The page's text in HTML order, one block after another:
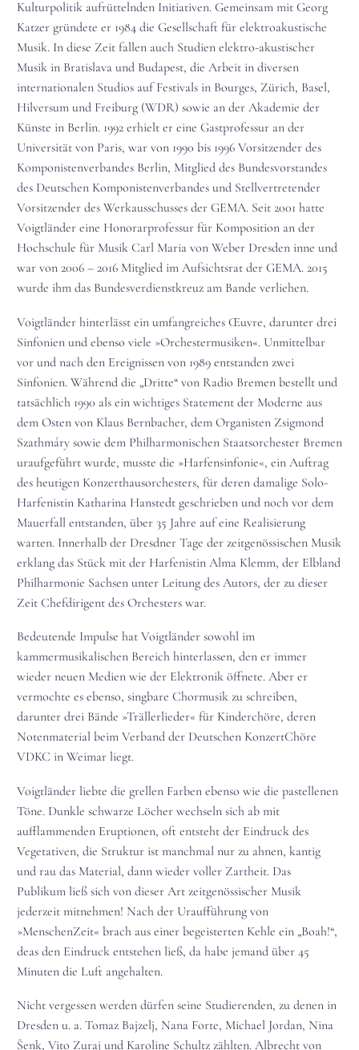
Kulturpolitik aufrüttelnden Initiativen. Gemeinsam mit Georg
Katzer gründete er 1984 die Gesellschaft für elektroakustische
Musik. In diese Zeit fallen auch Studien elektro-akustischer
Musik in Bratislava und Budapest, die Arbeit in diversen
internationalen Studios auf Festivals in Bourges, Zürich, Basel,
Hilversum und Freiburg (WDR) sowie an der Akademie der
Künste in Berlin. 1992 erhielt er eine Gastprofessur an der
Universität von Paris, war von 1990 bis 1996 Vorsitzender des
Komponistenverbandes Berlin, Mitglied des Bundesvorstandes
des Deutschen Komponistenverbandes und Stellvertretender
Vorsitzender des Werkausschusses der GEMA. Seit 2001 hatte
Voigtländer eine Honorarprofessur für Komposition an der
Hochschule für Musik Carl Maria von Weber Dresden inne und
war von 2006 – 2016 Mitglied im Aufsichtsrat der GEMA. 2015
wurde ihm das Bundesverdienstkreuz am Bande verliehen.
Voigtländer hinterlässt ein umfangreiches Œuvre, darunter drei
Sinfonien und ebenso viele »Orchestermusiken«. Unmittelbar
vor und nach den Ereignissen von 1989 entstanden zwei
Sinfonien. Während die „Dritte“ von Radio Bremen bestellt und
tatsächlich 1990 als ein wichtiges Statement der Moderne aus
dem Osten von Klaus Bernbacher, dem Organisten Zsigmond
Szathmáry sowie dem Philharmonischen Staatsorchester Bremen
uraufgeführt wurde, musste die »Harfensinfonie«, ein Auftrag
des heutigen Konzerthausorchesters, für deren damalige Solo-
Harfenistin Katharina Hanstedt geschrieben und noch vor dem
Mauerfall entstanden, über 35 Jahre auf eine Realisierung
warten. Innerhalb der Dresdner Tage der zeitgenössischen Musik
erklang das Stück mit der Harfenistin Alma Klemm, der Elbland
Philharmonie Sachsen unter Leitung des Autors, der zu dieser
Zeit Chefdirigent des Orchesters war.
Bedeutende Impulse hat Voigtländer sowohl im
kammermusikalischen Bereich hinterlassen, den er immer
wieder neuen Medien wie der Elektronik öffnete. Aber er
vermochte es ebenso, singbare Chormusik zu schreiben,
darunter drei Bände »Trällerlieder« für Kinderchöre, deren
Notenmaterial beim Verband der Deutschen KonzertChöre
VDKC in Weimar liegt.
Voigtländer liebte die grellen Farben ebenso wie die pastellenen
Töne. Dunkle schwarze Löcher wechseln sich ab mit
aufflammenden Eruptionen, oft entsteht der Eindruck des
Vegetativen, die Struktur ist manchmal nur zu ahnen, kantig
und rau das Material, dann wieder voller Zartheit. Das
Publikum ließ sich von dieser Art zeitgenössischer Musik
jederzeit mitnehmen! Nach der Uraufführung von
»MenschenZeit« brach aus einer begeisterten Kehle ein „Boah!“,
deas den Eindruck entstehen ließ, da habe jemand über 45
Minuten die Luft angehalten.
Nicht vergessen werden dürfen seine Studierenden, zu denen in
Dresden u. a. Tomaz Bajzelj, Nana Forte, Michael Jordan, Nina
Šenk, Vito Zuraj und Karoline Schultz zählten. Albrecht von